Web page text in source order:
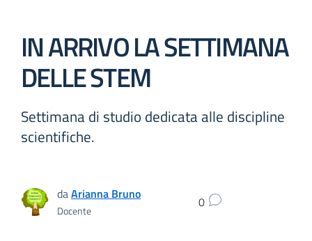
IN ARRIVO LA SETTIMANA
DELLE STEM
Settimana di studio dedicata alle discipline
scientifiche.
daArianna Bruno
Docente 0